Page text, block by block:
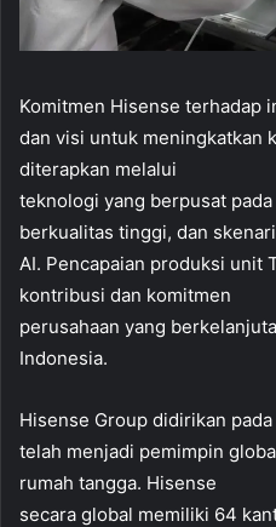
Komitmen Hisense terhadap
dan visi untuk meningkatkan
diterapkan melalui
teknologi yang berpusat
berkualitas tinggi, dan
AI. Pencapaian produksi unit
kontribusi dan komitmen
perusahaan yang
Indonesia.
Hisense Group didirikan
telah menjadi pemimpin
rumah tangga. Hisense
secara global memiliki 64